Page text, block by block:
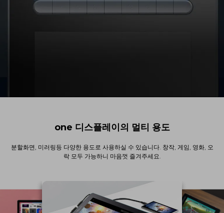
one 디스플레이의 멀티 용도
분할화면, 미러링등 다양한 용도로 사용하실 수 있습니다. 창작, 게임, 영화, 오
락 모두 가능하니 마음껏 즐겨주세요.